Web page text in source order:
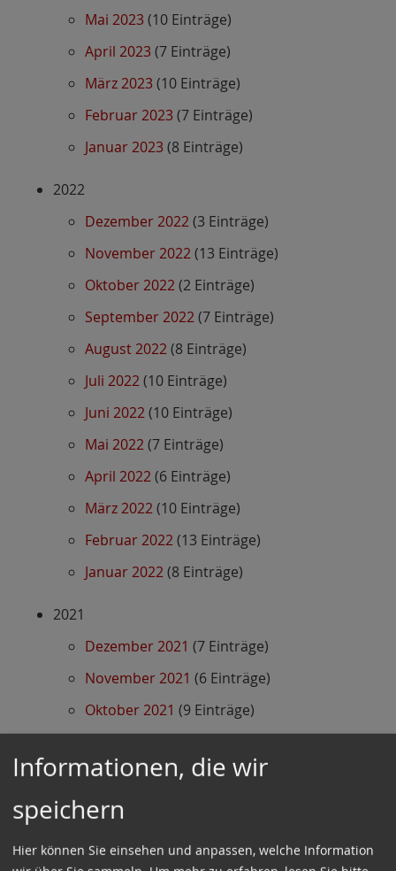
Mai 2023(10 Einträge)
April 2023(7 Einträge)
März 2023(10 Einträge)
Februar 2023(7 Einträge)
Januar 2023(8 Einträge)
2022
Dezember 2022(3 Einträge)
November 2022(13 Einträge)
Oktober 2022(2 Einträge)
September 2022(7 Einträge)
August 2022(8 Einträge)
Juli 2022(10 Einträge)
Juni 2022(10 Einträge)
Mai 2022(7 Einträge)
April 2022(6 Einträge)
März 2022(10 Einträge)
Februar 2022(13 Einträge)
Januar 2022(8 Einträge)
2021
Dezember 2021 (7 Einträge)
November 2021 (6 Einträge)
Oktober 2021 (9 Einträge)
August 2021(7 Einträge)
Juli 2021
Informationen, die wir
speichern
Hier können Sie einsehen und anpassen, welche Information